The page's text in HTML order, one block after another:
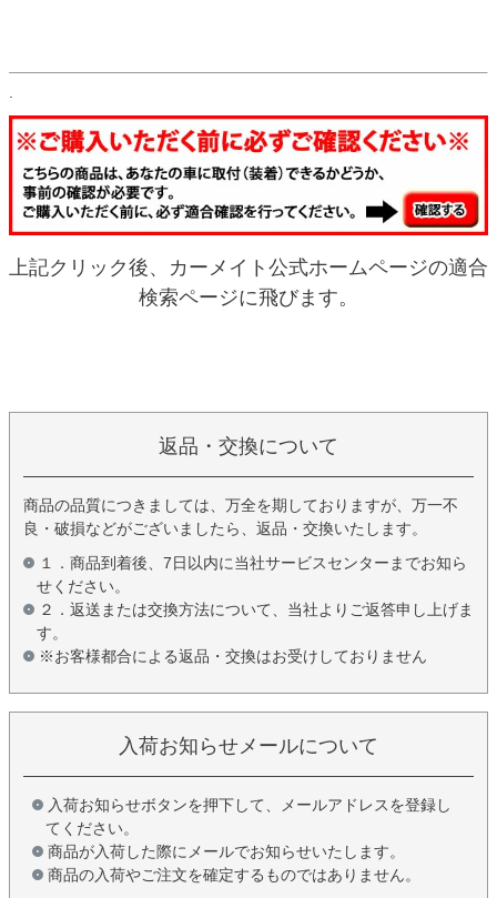
.
上記クリック後、カーメイト公式ホームページの適合
検索ページに飛びます。
返品・交換について
商品の品質につきましては、万全を期しておりますが、万一不
良・破損などがございましたら、返品・交換いたします。
１．商品到着後、7日以内に当社サービスセンターまでお知ら
せください。
２．返送または交換方法について、当社よりご返答申し上げま
す。
※お客様都合による返品・交換はお受けしておりません
入荷お知らせメールについて
入荷お知らせボタンを押下して、メールアドレスを登録し
てください。
商品が入荷した際にメールでお知らせいたします。
商品の入荷やご注文を確定するものではありません。